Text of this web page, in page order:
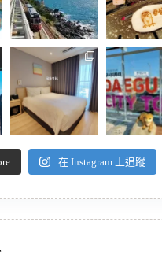
在 Instagram 上追蹤